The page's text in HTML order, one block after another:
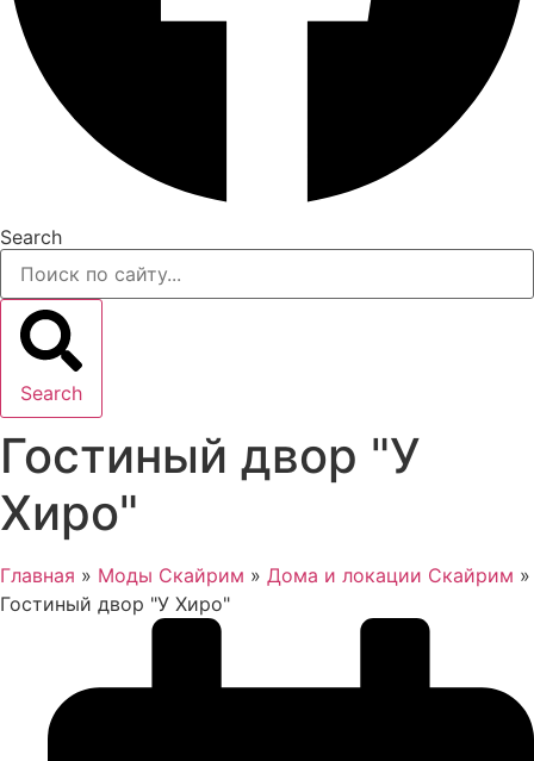
Search
Search
Гостиный двор "У
Хиро"
Главная » Моды Скайрим » Дома и локации Скайрим »
Гостиный двор "У Хиро"